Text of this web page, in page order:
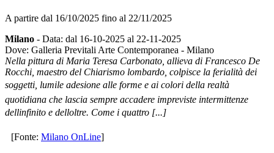
A partire dal 16/10/2025 fino al 22/11/2025
Milano - Data: dal 16-10-2025 al 22-11-2025
Dove: Galleria Previtali Arte Contemporanea - Milano
Nella pittura di Maria Teresa Carbonato, allieva di Francesco De
Rocchi, maestro del Chiarismo lombardo, colpisce la ferialità dei
soggetti, lumile adesione alle forme e ai colori della realtà
quotidiana che lascia sempre accadere impreviste intermittenze
dellinfinito e delloltre. Come i quattro [...]
[Fonte: Milano OnLine]